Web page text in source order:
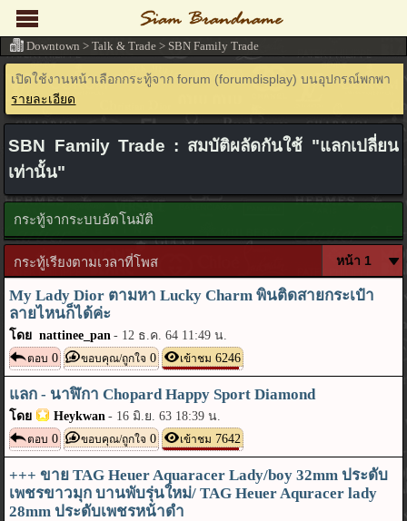
เปิดใช้งานหน้าเลือกกระทู้จาก forum (forumdisplay) บนอุปกรณ์พกพา
รายละเอียด
SBN Family Trade : สมบัติผลัดกันใช้ "แลกเปลี่ยน
เท่านั้น"
กระทู้จากระบบอัตโนมัติ
กระทู้เรียงตามเวลาที่โพส
My Lady Dior ตามหา Lucky Charm พินติดสายกระเป๋า
ลายไหนก็ได้ค่ะ
โดย nattinee_pan - 12 ธ.ค. 64 11:49 น.
ตอบ 0 ขอบคุณ/ถูกใจ 0 เข้าชม 6246
แลก - นาฬิกา Chopard Happy Sport Diamond
โดย Heykwan - 16 มิ.ย. 63 18:39 น.
ตอบ 0 ขอบคุณ/ถูกใจ 0 เข้าชม 7642
+++ ขาย TAG Heuer Aquaracer Lady/boy 32mm ประดับ
เพชรขาวมุก บานพับรุ่นใหม่/ TAG Heuer Aquracer lady
28mm ประดับเพชรหน้าดำ
Downtown > Talk & Trade > SBN Family Trade